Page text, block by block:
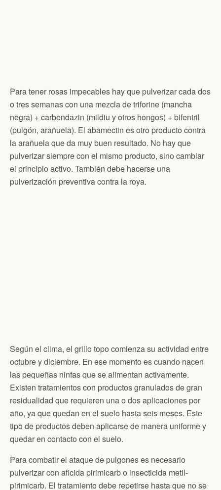
Para tener rosas impecables hay que pulverizar cada dos
o tres semanas con una mezcla de triforine (mancha
negra) + carbendazin (mildiu y otros hongos) + bifentril
(pulgón, arañuela). El abamectin es otro producto contra
la arañuela que da muy buen resultado. No hay que
pulverizar siempre con el mismo producto, sino cambiar
el principio activo. También debe hacerse una
pulverización preventiva contra la roya.
Según el clima, el grillo topo comienza su actividad entre
octubre y diciembre. En ese momento es cuando nacen
las pequeñas ninfas que se alimentan activamente.
Existen tratamientos con productos granulados de gran
residualidad que requieren una o dos aplicaciones por
año, ya que quedan en el suelo hasta seis meses. Este
tipo de productos deben aplicarse de manera uniforme y
quedar en contacto con el suelo.
Para combatir el ataque de pulgones es necesario
pulverizar con aficida pirimicarb o insecticida metil-
pirimicarb. El tratamiento debe repetirse hasta que no se